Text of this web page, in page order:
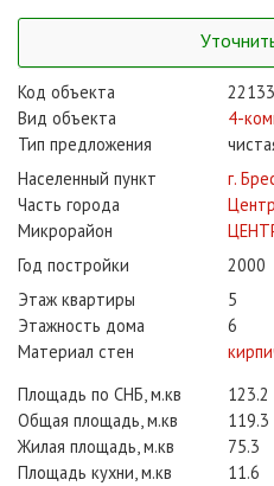
Код объекта
Вид объекта
4-
Тип предложения
Населенный пункт
г.
Часть города
Микрорайон
Год постройки
2000
Этаж квартиры
5
Этажность дома
6
Материал стен
Площадь по СНБ, м.кв
123.2
Общая площадь, м.кв
119.3
Жилая площадь, м.кв
75.3
Площадь кухни, м.кв
11.6